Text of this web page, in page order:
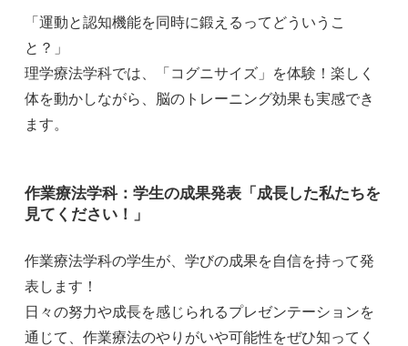
「運動と認知機能を同時に鍛えるってどういうこ
と？」
理学療法学科では、「コグニサイズ」を体験！楽しく
体を動かしながら、脳のトレーニング効果も実感でき
ます。
作業療法学科：学生の成果発表「成長した私たちを
見てください！」
作業療法学科の学生が、学びの成果を自信を持って発
表します！
日々の努力や成長を感じられるプレゼンテーションを
通じて、作業療法のやりがいや可能性をぜひ知ってく